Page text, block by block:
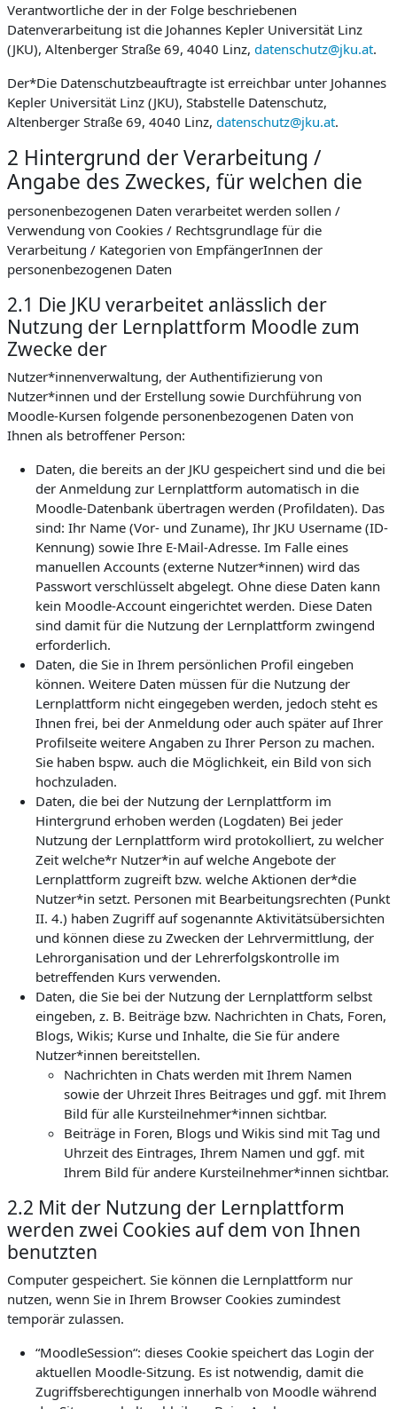
Verantwortliche der in der Folge beschriebenen
Datenverarbeitung ist die Johannes Kepler Universität Linz
(JKU), Altenberger Straße 69, 4040 Linz, datenschutz@jku.at.
Der*Die Datenschutzbeauftragte ist erreichbar unter Johannes
Kepler Universität Linz (JKU), Stabstelle Datenschutz,
Altenberger Straße 69, 4040 Linz, datenschutz@jku.at.
2 Hintergrund der Verarbeitung /
Angabe des Zweckes, für welchen die
personenbezogenen Daten verarbeitet werden sollen /
Verwendung von Cookies / Rechtsgrundlage für die
Verarbeitung / Kategorien von EmpfängerInnen der
personenbezogenen Daten
2.1 Die JKU verarbeitet anlässlich der
Nutzung der Lernplattform Moodle zum
Zwecke der
Nutzer*innenverwaltung, der Authentifizierung von
Nutzer*innen und der Erstellung sowie Durchführung von
Moodle-Kursen folgende personenbezogenen Daten von
Ihnen als betroffener Person:
Daten, die bereits an der JKU gespeichert sind und die bei
der Anmeldung zur Lernplattform automatisch in die
Moodle-Datenbank übertragen werden (Profildaten). Das
sind: Ihr Name (Vor- und Zuname), Ihr JKU Username (ID-
Kennung) sowie Ihre E-Mail-Adresse. Im Falle eines
manuellen Accounts (externe Nutzer*innen) wird das
Passwort verschlüsselt abgelegt. Ohne diese Daten kann
kein Moodle-Account eingerichtet werden. Diese Daten
sind damit für die Nutzung der Lernplattform zwingend
erforderlich.
Daten, die Sie in Ihrem persönlichen Profil eingeben
können. Weitere Daten müssen für die Nutzung der
Lernplattform nicht eingegeben werden, jedoch steht es
Ihnen frei, bei der Anmeldung oder auch später auf Ihrer
Profilseite weitere Angaben zu Ihrer Person zu machen.
Sie haben bspw. auch die Möglichkeit, ein Bild von sich
hochzuladen.
Daten, die bei der Nutzung der Lernplattform im
Hintergrund erhoben werden (Logdaten) Bei jeder
Nutzung der Lernplattform wird protokolliert, zu welcher
Zeit welche*r Nutzer*in auf welche Angebote der
Lernplattform zugreift bzw. welche Aktionen der*die
Nutzer*in setzt. Personen mit Bearbeitungsrechten (Punkt
II. 4.) haben Zugriff auf sogenannte Aktivitätsübersichten
und können diese zu Zwecken der Lehrvermittlung, der
Lehrorganisation und der Lehrerfolgskontrolle im
betreffenden Kurs verwenden.
Daten, die Sie bei der Nutzung der Lernplattform selbst
eingeben, z. B. Beiträge bzw. Nachrichten in Chats, Foren,
Blogs, Wikis; Kurse und Inhalte, die Sie für andere
Nutzer*innen bereitstellen.
Nachrichten in Chats werden mit Ihrem Namen
sowie der Uhrzeit Ihres Beitrages und ggf. mit Ihrem
Bild für alle Kursteilnehmer*innen sichtbar.
Beiträge in Foren, Blogs und Wikis sind mit Tag und
Uhrzeit des Eintrages, Ihrem Namen und ggf. mit
Ihrem Bild für andere Kursteilnehmer*innen sichtbar.
2.2 Mit der Nutzung der Lernplattform
werden zwei Cookies auf dem von Ihnen
benutzten
Computer gespeichert. Sie können die Lernplattform nur
nutzen, wenn Sie in Ihrem Browser Cookies zumindest
temporär zulassen.
“MoodleSession“: dieses Cookie speichert das Login der
aktuellen Moodle-Sitzung. Es ist notwendig, damit die
Zugriffsberechtigungen innerhalb von Moodle während